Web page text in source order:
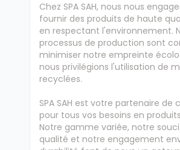
Chez SPA SAH, nous nous
fournir des produits de haute
en respectant l'environnement.
processus de production sont
minimiser notre empreinte
nous privilégions l'utilisation de
recyclées.
SPA SAH est votre partenaire de
pour tous vos besoins en
Notre gamme variée, notre
qualité et notre engagement